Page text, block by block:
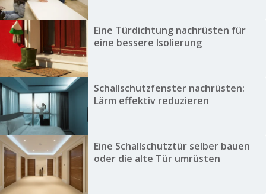
Eine Türdichtung nachrüsten für
eine bessere Isolierung
Schallschutzfenster nachrüsten:
Lärm effektiv reduzieren
Eine Schallschutztür selber bauen
oder die alte Tür umrüsten